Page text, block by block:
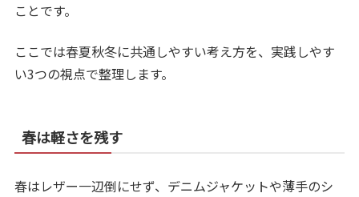
ことです。
ここでは春夏秋冬に共通しやすい考え方を、実践しやす
い3つの視点で整理します。
春は軽さを残す
春はレザー一辺倒にせず、デニムジャケットや薄手のシ